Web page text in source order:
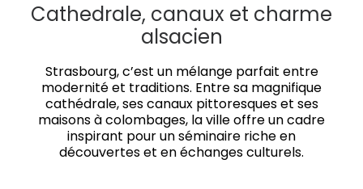
Cathedrale, canaux et charme
alsacien
Strasbourg, c’est un mélange parfait entre
modernité et traditions. Entre sa magnifique
cathédrale, ses canaux pittoresques et ses
maisons à colombages, la ville offre un cadre
inspirant pour un séminaire riche en
découvertes et en échanges culturels.